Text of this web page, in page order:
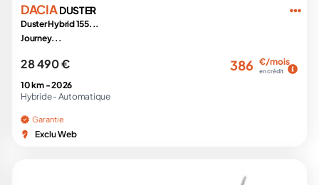
DACIADUSTER
Duster Hybrid 155...
Journey...
28 490 € 386 €/mois
en crédit
10 km -2026
Hybride - Automatique
Garantie
Exclu Web